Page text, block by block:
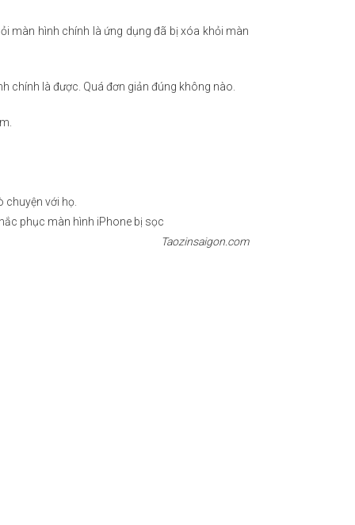
màn hình chính là ứng dụng đã bị xóa khỏi màn
chính là được. Quá đơn giản đúng không nào.
với họ.
phục màn hình iPhone bị sọc
Taozinsaigon.com